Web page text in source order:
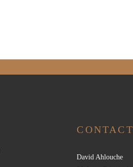
CONTACT
David Ahlouche